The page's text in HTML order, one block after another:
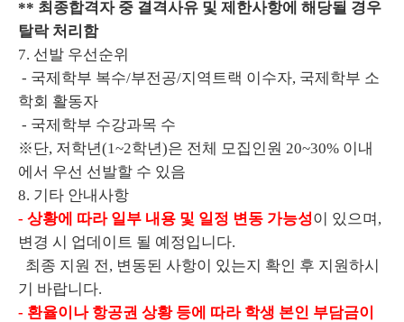
** 최종합격자 중 결격사유 및 제한사항에 해당될 경우
탈락 처리함
7. 선발 우선순위
- 국제학부 복수/부전공/지역트랙 이수자, 국제학부 소
학회 활동자
- 국제학부 수강과목 수
※단, 저학년(1~2학년)은 전체 모집인원 20~30% 이내
에서 우선 선발할 수 있음
8. 기타 안내사항
- 상황에 따라 일부 내용 및 일정 변동 가능성이 있으며,
변경 시 업데이트 될 예정입니다.
최종 지원 전, 변동된 사항이 있는지 확인 후 지원하시
기 바랍니다.
- 환율이나 항공권 상황 등에 따라 학생 본인 부담금이